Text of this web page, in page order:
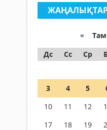
«
Дс
Сс Ср
3
4 5
10
11 12
17
18 19